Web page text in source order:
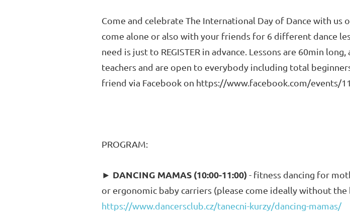
Come and celebrate The International Day of Dance with us
come alone or also with your friends for 6 different dance
need is just to REGISTER in advance. Lessons are 60min
teachers and are open to everybody including total
friend via Facebook on https://www.facebook.com/events/
PROGRAM:
► DANCING MAMAS (10:00-11:00)- fitness dancing for
or ergonomic baby carriers (please come ideally without
https://www.dancersclub.cz/tanecni-kurzy/dancing-mamas/